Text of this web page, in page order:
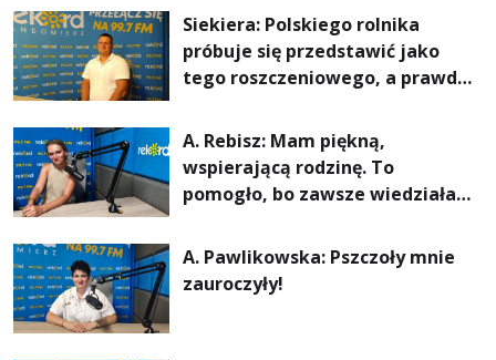
rachunki za energię, lepszy
komfort życia i... czystsze
powietrze
Siekiera: Polskiego rolnika
próbuje się przedstawić jako
tego roszczeniowego, a prawda
A. Rebisz: Mam piękną,
wspierającą rodzinę. To
pomogło, bo zawsze wiedziałam,
najważniejsza
A. Pawlikowska: Pszczoły mnie
zauroczyły!